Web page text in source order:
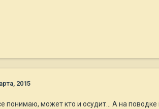
2015
понимаю, может кто и осудит... А на